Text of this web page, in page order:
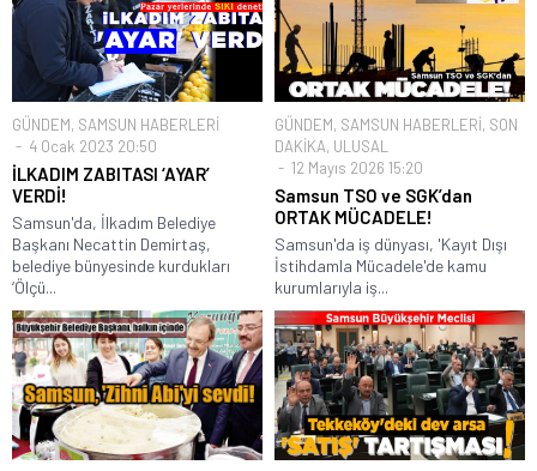
GÜNDEM, SAMSUN HABERLERİ
4 Ocak 2023 20:50
İLKADIM ZABITASI ‘AYAR’
VERDİ!
Samsun'da, İlkadım Belediye
Başkanı Necattin Demirtaş,
belediye bünyesinde kurdukları
‘Ölçü...
GÜNDEM, SAMSUN HABERLERİ, SON
DAKİKA, ULUSAL
12 Mayıs 2026 15:20
Samsun TSO ve SGK’dan
ORTAK MÜCADELE!
Samsun'da iş dünyası, 'Kayıt Dışı
İstihdamla Mücadele'de kamu
kurumlarıyla iş...